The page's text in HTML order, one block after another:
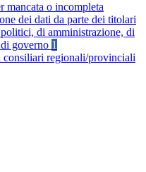
mancata o incompleta
dei dati da parte dei titolari
di amministrazione, di
governo 1
regionali/provinciali